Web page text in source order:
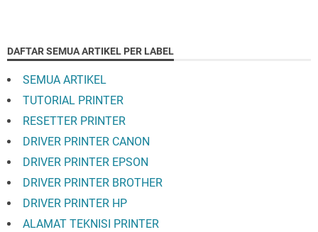
DAFTAR SEMUA ARTIKEL PER LABEL
SEMUA ARTIKEL
TUTORIAL PRINTER
RESETTER PRINTER
DRIVER PRINTER CANON
DRIVER PRINTER EPSON
DRIVER PRINTER BROTHER
DRIVER PRINTER HP
ALAMAT TEKNISI PRINTER